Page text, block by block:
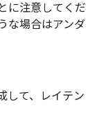
に注意してくだ
な場合はアンダ
して、レイテン